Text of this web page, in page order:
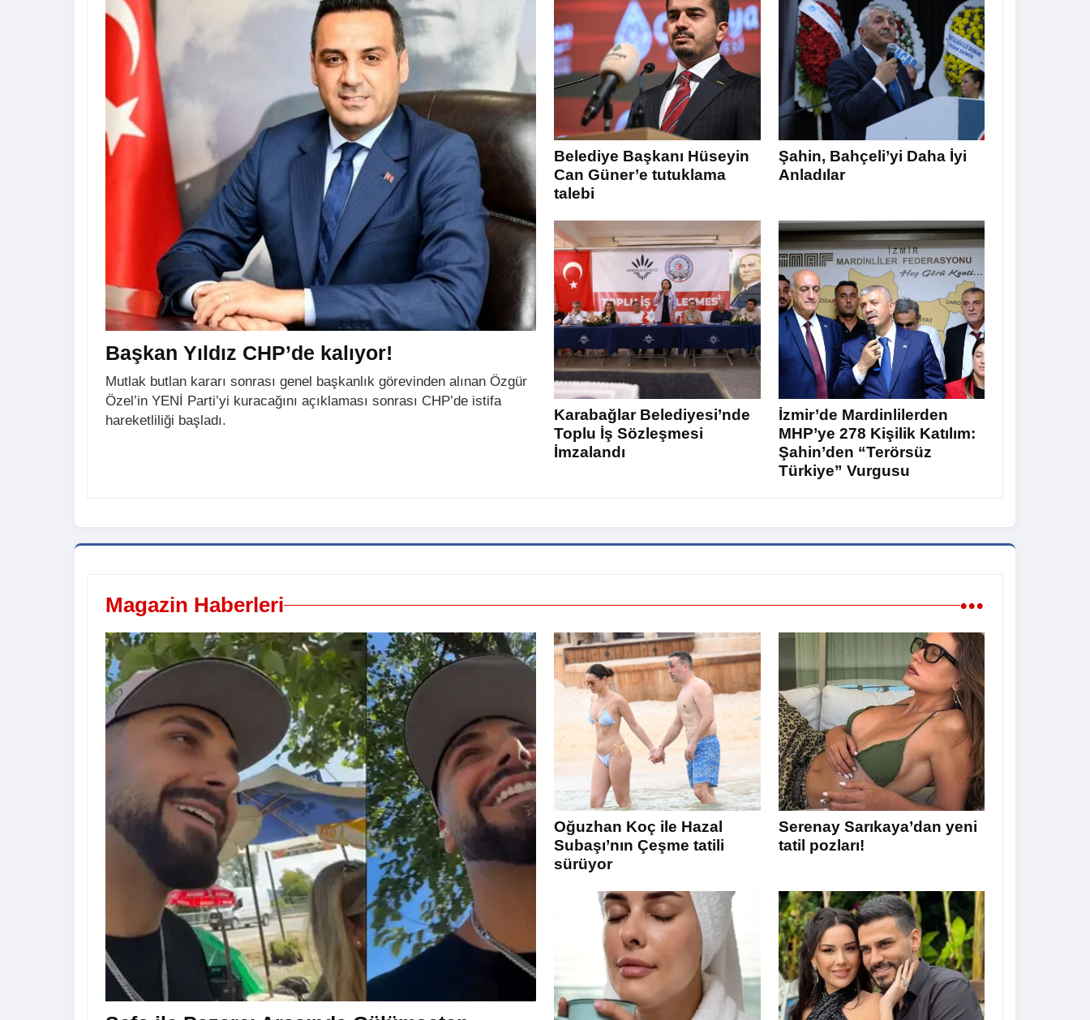
Başkan Yıldız CHP’de kalıyor!
Mutlak butlan kararı sonrası genel başkanlık görevinden alınan Özgür
Özel’in YENİ Parti’yi kuracağını açıklaması sonrası CHP’de istifa
hareketliliği başladı.
Belediye Başkanı Hüseyin
Can Güner’e tutuklama
talebi
Şahin, Bahçeli’yi Daha İyi
Anladılar
Karabağlar Belediyesi’nde
Toplu İş Sözleşmesi
İmzalandı
İzmir’de Mardinlilerden
MHP’ye 278 Kişilik Katılım:
Şahin’den “Terörsüz
Türkiye” Vurgusu
Magazin Haberleri •••
Oğuzhan Koç ile Hazal
Subaşı’nın Çeşme tatili
sürüyor
Serenay Sarıkaya’dan yeni
tatil pozları!